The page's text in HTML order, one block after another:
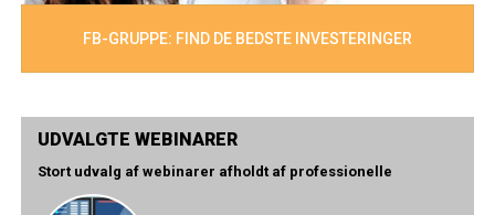
FB-GRUPPE: FIND DE BEDSTE INVESTERINGER
UDVALGTE WEBINARER
Stort udvalg af webinarer afholdt af professionelle